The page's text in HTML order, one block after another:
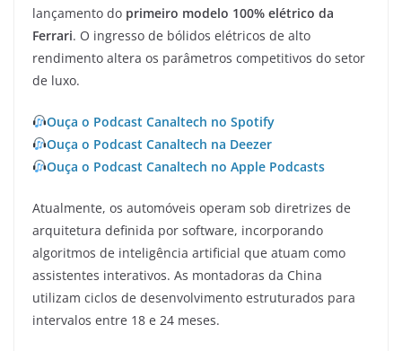
lançamento do primeiro modelo 100% elétrico da
Ferrari. O ingresso de bólidos elétricos de alto
rendimento altera os parâmetros competitivos do setor
de luxo.
Ouça o Podcast Canaltech no Spotify
Ouça o Podcast Canaltech na Deezer
Ouça o Podcast Canaltech no Apple Podcasts
Atualmente, os automóveis operam sob diretrizes de
arquitetura definida por software, incorporando
algoritmos de inteligência artificial que atuam como
assistentes interativos. As montadoras da China
utilizam ciclos de desenvolvimento estruturados para
intervalos entre 18 e 24 meses.